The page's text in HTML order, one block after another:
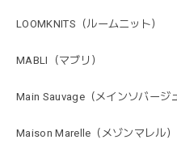
LOOMKNITS（ルームニット）
MABLI（マブリ）
Main Sauvage（メインソバージ
Maison Marelle（メゾンマレル）